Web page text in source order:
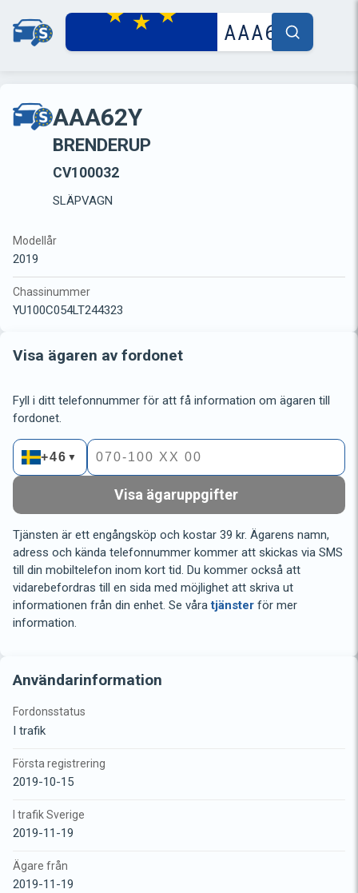
AAA62Y
BRENDERUP
CV100032
SLÄPVAGN
Modellår
2019
Chassinummer
YU100C054LT244323
Visa ägaren av fordonet
Fyll i ditt telefonnummer för att få information om ägaren till
fordonet.
+46 ▼
Visa ägaruppgifter
Tjänsten är ett engångsköp och kostar 39 kr. Ägarens namn,
adress och kända telefonnummer kommer att skickas via SMS
till din mobiltelefon inom kort tid. Du kommer också att
vidarebefordras till en sida med möjlighet att skriva ut
informationen från din enhet. Se våratjänster för mer
information.
Användarinformation
Fordonsstatus
I trafik
Första registrering
2019-10-15
I trafik Sverige
2019-11-19
Ägare från
2019-11-19